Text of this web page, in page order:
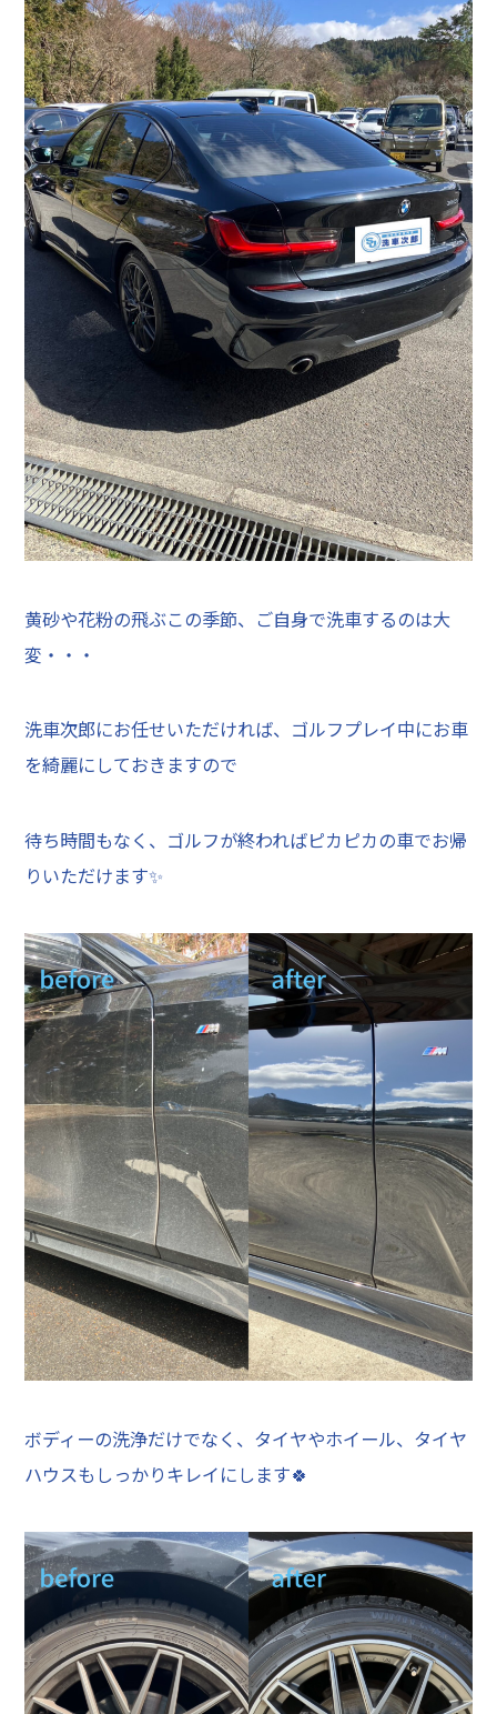
黄砂や花粉の飛ぶこの季節、ご自身で洗車するのは大
変・・・
洗車次郎にお任せいただければ、ゴルフプレイ中にお車
を綺麗にしておきますので
待ち時間もなく、ゴルフが終わればピカピカの車でお帰
りいただけます✨
ボディーの洗浄だけでなく、タイヤやホイール、タイヤ
ハウスもしっかりキレイにします🍀